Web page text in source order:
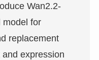
Wan2.2-
model for
replacement
expression